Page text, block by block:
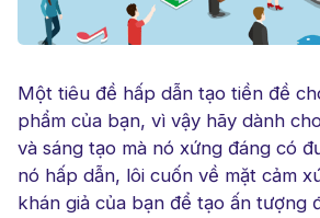
Một tiêu đề hấp dẫn tạo tiền đề
phẩm của bạn, vì vậy hãy dành
và sáng tạo mà nó xứng đáng có
nó hấp dẫn, lôi cuốn về mặt cảm
khán giả của bạn để tạo ấn tượng